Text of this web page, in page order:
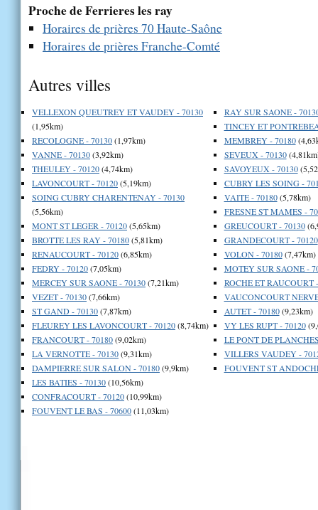
Proche de Ferrieres les ray
Horaires de prières 70 Haute-Saône
Horaires de prières Franche-Comté
Autres villes
VELLEXON QUEUTREY ET VAUDEY - 70130
(1,95km)
RECOLOGNE - 70130(1,97km)
VANNE - 70130(3,92km)
THEULEY - 70120(4,74km)
LAVONCOURT - 70120(5,19km)
SOING CUBRY CHARENTENAY - 70130
(5,56km)
MONT ST LEGER - 70120(5,65km)
BROTTE LES RAY - 70180(5,81km)
RENAUCOURT - 70120(6,85km)
FEDRY - 70120(7,05km)
MERCEY SUR SAONE - 70130(7,21km)
VEZET - 70130(7,66km)
ST GAND - 70130(7,87km)
FLEUREY LES LAVONCOURT - 70120(8,74km)
FRANCOURT - 70180(9,02km)
LA VERNOTTE - 70130(9,31km)
DAMPIERRE SUR SALON - 70180(9,9km)
LES BATIES - 70130(10,56km)
CONFRACOURT - 70120(10,99km)
FOUVENT LE BAS - 70600(11,03km)
RAY SUR SAONE -
TINCEY ET
MEMBREY - 70180
SEVEUX - 70130
SAVOYEUX - 70130
CUBRY LES SOING -
VAITE - 70180(5,78km)
FRESNE ST MAMES -
GREUCOURT - 70130
GRANDECOURT - 70120
VOLON - 70180(7,47km)
MOTEY SUR SAONE -
ROCHE ET RAUCOURT
VAUCONCOURT
AUTET - 70180(9,23km)
VY LES RUPT - 70120
LE PONT DE
VILLERS VAUDEY -
FOUVENT ST